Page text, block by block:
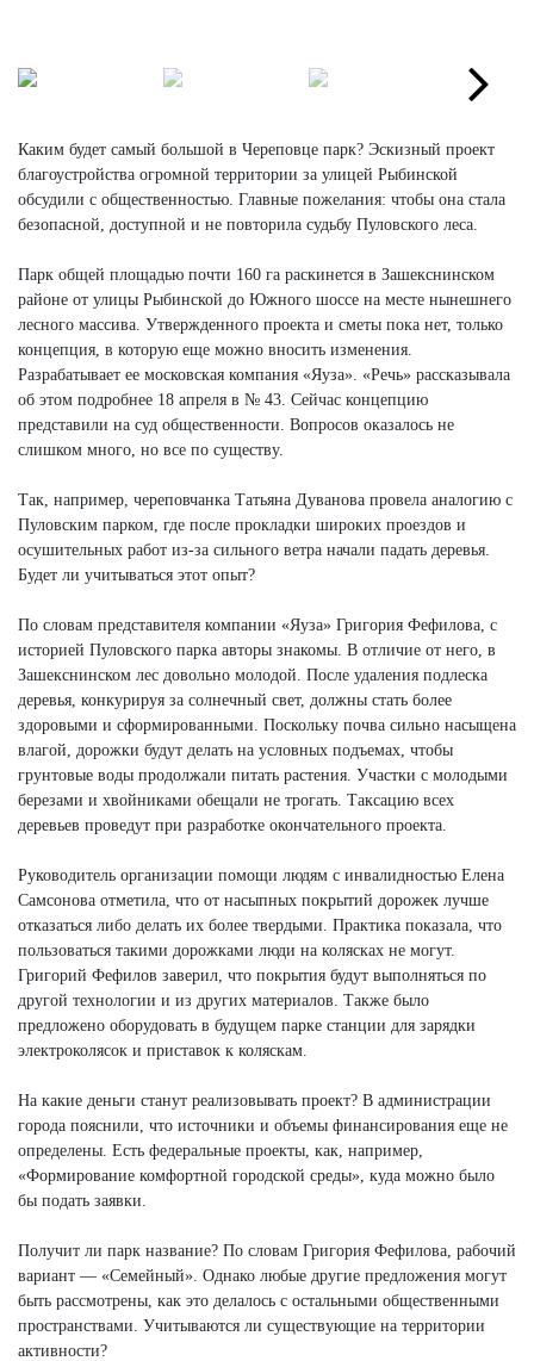
Каким будет самый большой в Череповце парк? Эскизный проект
благоустройства огромной территории за улицей Рыбинской
обсудили с общественностью. Главные пожелания: чтобы она стала
безопасной, доступной и не повторила судьбу Пуловского леса.
Парк общей площадью почти 160 га раскинется в Зашекснинском
районе от улицы Рыбинской до Южного шоссе на месте нынешнего
лесного массива. Утвержденного проекта и сметы пока нет, только
концепция, в которую еще можно вносить изменения.
Разрабатывает ее московская компания «Яуза». «Речь» рассказывала
об этом подробнее 18 апреля в № 43. Сейчас концепцию
представили на суд общественности. Вопросов оказалось не
слишком много, но все по существу.
Так, например, череповчанка Татьяна Дуванова провела аналогию с
Пуловским парком, где после прокладки широких проездов и
осушительных работ из-за сильного ветра начали падать деревья.
Будет ли учитываться этот опыт?
По словам представителя компании «Яуза» Григория Фефилова, с
историей Пуловского парка авторы знакомы. В отличие от него, в
Зашекснинском лес довольно молодой. После удаления подлеска
деревья, конкурируя за солнечный свет, должны стать более
здоровыми и сформированными. Поскольку почва сильно насыщена
влагой, дорожки будут делать на условных подъемах, чтобы
грунтовые воды продолжали питать растения. Участки с молодыми
березами и хвойниками обещали не трогать. Таксацию всех
деревьев проведут при разработке окончательного проекта.
Руководитель организации помощи людям с инвалидностью Елена
Самсонова отметила, что от насыпных покрытий дорожек лучше
отказаться либо делать их более твердыми. Практика показала, что
пользоваться такими дорожками люди на колясках не могут.
Григорий Фефилов заверил, что покрытия будут выполняться по
другой технологии и из других материалов. Также было
предложено оборудовать в будущем парке станции для зарядки
электроколясок и приставок к коляскам.
На какие деньги станут реализовывать проект? В администрации
города пояснили, что источники и объемы финансирования еще не
определены. Есть федеральные проекты, как, например,
«Формирование комфортной городской среды», куда можно было
бы подать заявки.
Получит ли парк название? По словам Григория Фефилова, рабочий
вариант — «Семейный». Однако любые другие предложения могут
быть рассмотрены, как это делалось с остальными общественными
пространствами. Учитываются ли существующие на территории
активности?